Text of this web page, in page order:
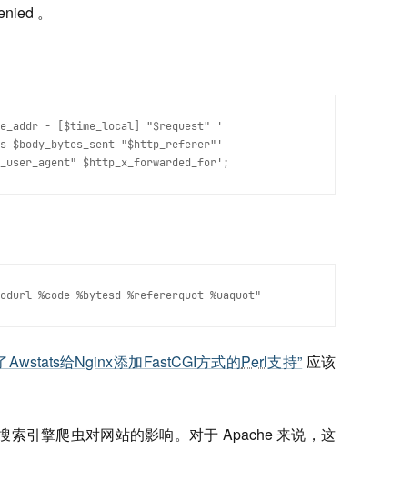
。
- [$time_local] "$request" '
$body_bytes_sent "$http_referer"'
$http_x_forwarded_for';
%code %bytesd %refererquot %uaquot"
Awstats给Nginx添加FastCGI方式的Perl支持” 应该
索引擎爬虫对网站的影响。对于 Apache 来说，这